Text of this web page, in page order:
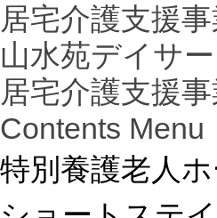
居宅介護支援
山水苑デイサ
居宅介護支援
Contents Menu
特別養護老人